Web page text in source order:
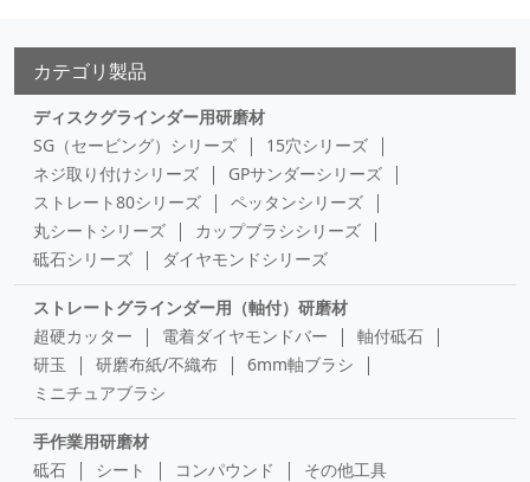
カテゴリ製品
ディスクグラインダー用研磨材
SG（セービング）シリーズ
15穴シリーズ
ネジ取り付けシリーズ
GPサンダーシリーズ
ストレート80シリーズ
ペッタンシリーズ
丸シートシリーズ
カップブラシシリーズ
砥石シリーズ
ダイヤモンドシリーズ
ストレートグラインダー用（軸付）研磨材
超硬カッター
電着ダイヤモンドバー
軸付砥石
研玉
研磨布紙/不織布
6mm軸ブラシ
ミニチュアブラシ
手作業用研磨材
砥石
シート コンパウンド その他工具